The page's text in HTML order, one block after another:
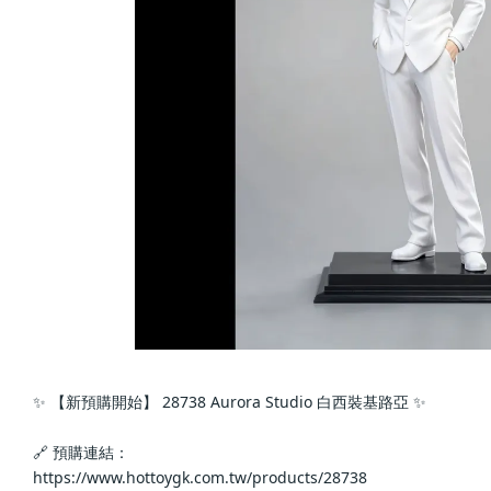
✨ 【新預購開始】 28738 Aurora Studio 白西裝基路亞 ✨
🔗 預購連結：
https://www.hottoygk.com.tw/products/28738